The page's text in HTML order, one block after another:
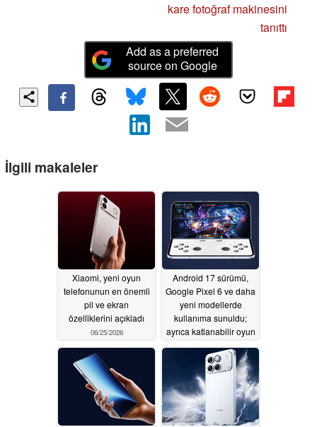
kare fotoğraf makinesini
tanıttı
Add as a preferred
source on Google
İlgili makaleler
Xiaomi, yeni oyun
telefonunun en önemli
pil ve ekran
özelliklerini açıkladı
06/25/2026
Android 17 sürümü,
Google Pixel 6 ve daha
yeni modellerde
kullanıma sunuldu;
ayrıca katlanabilir oyun
06/17/2026